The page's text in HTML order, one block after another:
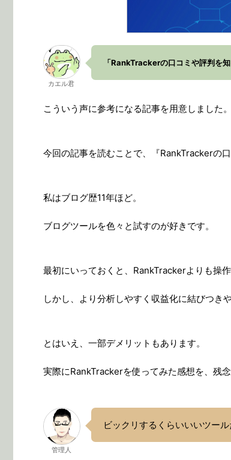
カエル君
「RankTrackerの口コミや評判を
こういう声に参考になる記事を用意しました。
今回の記事を読むことで、『RankTrackerの
私はブログ歴11年ほど。
ブログツールを色々と試すのが好きです。
最初にいっておくと、RankTrackerよりも操
しかし、より分析しやすく収益化に結びつき
とはいえ、一部デメリットもあります。
実際にRankTrackerを使ってみた感想を、残
管理人
ビックリするくらいいいツール